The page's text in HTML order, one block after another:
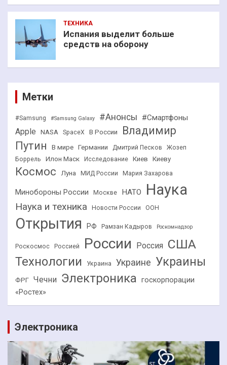
ТЕХНИКА
Испания выделит больше
средств на оборону
Метки
#Samsung #Samsung Galaxy #Анонсы #Смартфоны
Apple NASA SpaceX В России
Владимир
Путин
В мире Германии Дмитрий Песков
Жозеп
Боррель
Илон Маск Исследование Киев Киеву
Космос Луна МИД России Мария Захарова
Минобороны России Москве НАТО Наука
Наука и техника Новости России ООН
Открытия РФ Рамзан Кадыров Роскомнадзор
Роскосмос Россией России Россия США
Технологии Украина Украине Украины
ФРГ Чечни Электроника госкорпорации
«Ростех»
Электроника